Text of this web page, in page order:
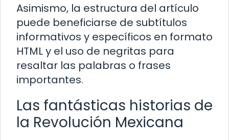
Asimismo, la estructura del artículo
puede beneficiarse de subtítulos
informativos y específicos en formato
HTML y el uso de negritas para
resaltar las palabras o frases
importantes.
Las fantásticas historias de
la Revolución Mexicana